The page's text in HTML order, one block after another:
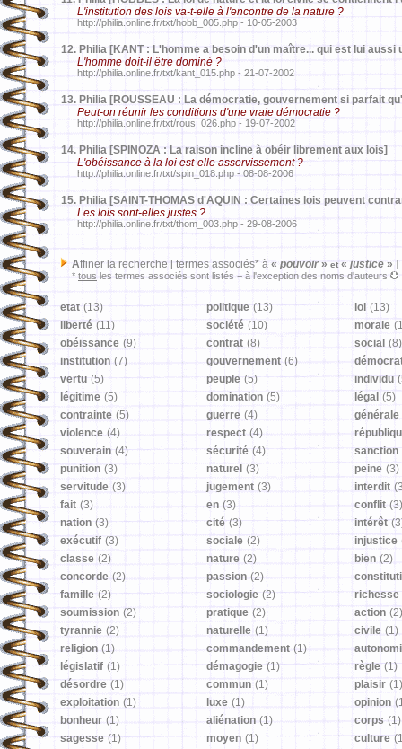
L'institution des lois va-t-elle à l'encontre de la nature ?
http://philia.online.fr/txt/hobb_005.php - 10-05-2003
12. Philia [KANT : L'homme a besoin d'un maître... qui est lui aussi
L'homme doit-il être dominé ?
http://philia.online.fr/txt/kant_015.php - 21-07-2002
13. Philia [ROUSSEAU : La démocratie, gouvernement si parfait
Peut-on réunir les conditions d'une vraie démocratie ?
http://philia.online.fr/txt/rous_026.php - 19-07-2002
14. Philia [SPINOZA : La raison incline à obéir librement aux lois]
L'obéissance à la loi est-elle asservissement ?
http://philia.online.fr/txt/spin_018.php - 08-08-2006
15. Philia [SAINT-THOMAS d'AQUIN : Certaines lois peuvent
Les lois sont-elles justes ?
http://philia.online.fr/txt/thom_003.php - 29-08-2006
Affiner la recherche [ termes associés* à « pouvoir» et « justice » ]
* tous les termes associés sont listés − à l'exception des noms d'auteurs
etat (13) politique (13) loi (13)
liberté (11) société (10) morale
obéissance (9) contrat (8) social (8)
institution (7) gouvernement (6)
vertu (5) peuple (5) individu
légitime (5) domination (5) légal (5)
contrainte (5) guerre (4)
générale
violence (4) respect (4)
souverain (4) sécurité (4)
sanction
punition (3) naturel (3) peine (3)
servitude (3) jugement (3) interdit
fait (3) en (3) conflit (3)
nation (3) cité (3) intérêt
exécutif (3) sociale (2) injustice
classe (2) nature (2) bien (2)
concorde (2) passion (2)
famille (2) sociologie (2)
richesse
soumission (2) pratique (2) action (2)
tyrannie (2) naturelle (1) civile (1)
religion (1) commandement (1)
législatif (1) démagogie (1) règle (1)
désordre (1) commun (1) plaisir (1)
exploitation (1) luxe (1) opinion
bonheur (1) aliénation (1) corps (1)
sagesse (1) moyen (1) culture